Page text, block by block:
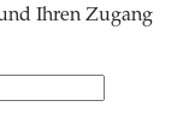
Ihren Zugang